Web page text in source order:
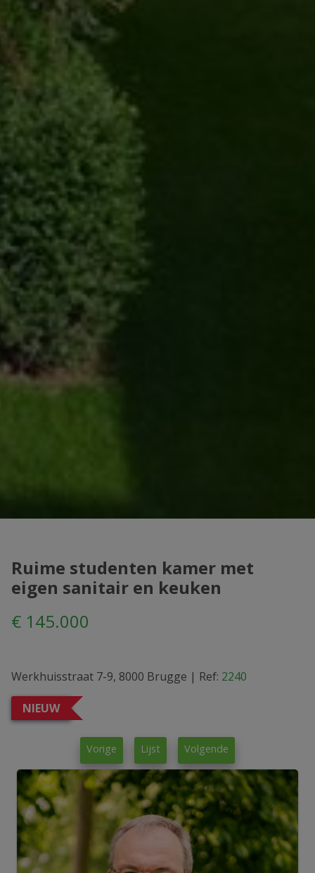
Ruime studenten kamer met
eigen sanitair en keuken
€ 145.000
Werkhuisstraat 7-9, 8000 Brugge | Ref: 2240
NIEUW
Vorige Lijst Volgende